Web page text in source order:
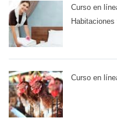
Curso en
Curso en